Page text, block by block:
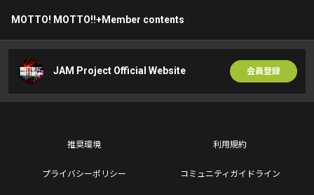
MOTTO! MOTTO!!+Member contents
JAM Project Official Website 会員登録
推奨環境 利用規約
プライバシーポリシー コミュニティガイドライン